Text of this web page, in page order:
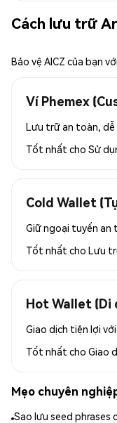
Cách lưu trữ
Bảo vệ AICZ của bạn
Ví Phemex
Lưu trữ an toàn, dễ
Tốt nhất cho Sử
Cold Wallet
Giữ ngoại tuyến an
Tốt nhất cho Lưu
Hot Wallet (Di
Giao dịch tiện lợi
Tốt nhất cho Giao
Mẹo chuyên
Sao lưu seed phrases